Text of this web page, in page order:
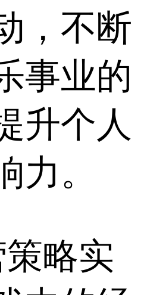
，不断
事业的
升个人
力。
略实